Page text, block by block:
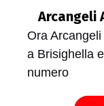
Arcangeli
Ora
a Brisighella
numero